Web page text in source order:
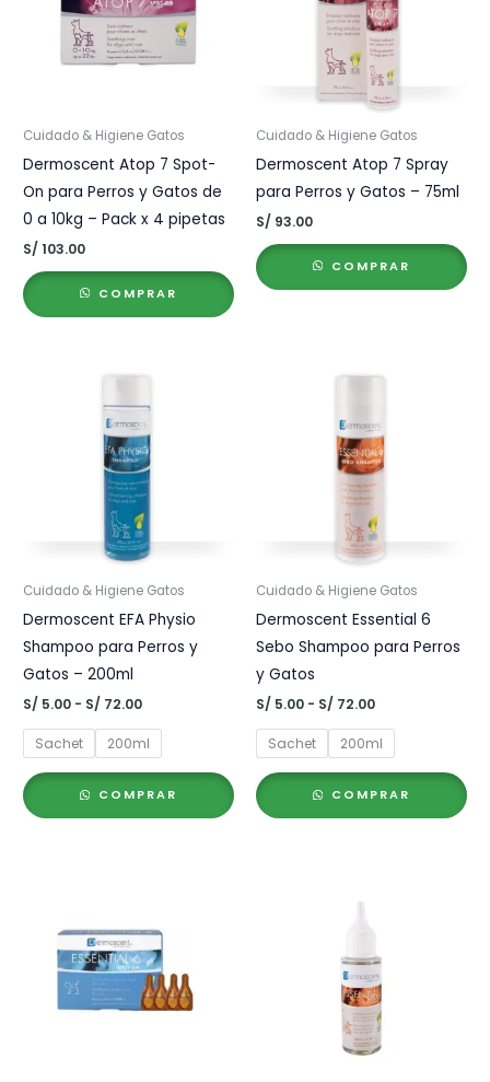
Cuidado & Higiene Gatos
Dermoscent Atop 7 Spot-
On para Perros y Gatos de
0 a 10kg – Pack x 4 pipetas
S/ 103.00
COMPRAR
Cuidado & Higiene Gatos
Dermoscent Atop 7 Spray
para Perros y Gatos – 75ml
S/ 93.00
COMPRAR
Cuidado & Higiene Gatos
Dermoscent EFA Physio
Shampoo para Perros y
Gatos – 200ml
S/ 5.00 - S/ 72.00Rango
precios:
desde
S/ 5.00
hasta
Sachet 200ml
COMPRAR
Cuidado & Higiene Gatos
Dermoscent Essential 6
Sebo Shampoo para Perros
y Gatos
S/ 5.00 - S/ 72.00Rango
precios:
desde
S/ 5.00
hasta
Sachet 200ml
COMPRAR